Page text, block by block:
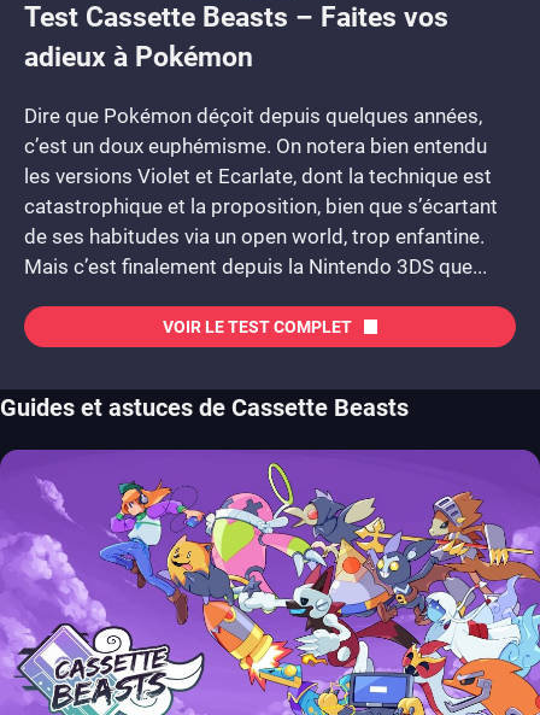
8.5
Test Cassette Beasts – Faites vos
adieux à Pokémon
Dire que Pokémon déçoit depuis quelques années,
c’est un doux euphémisme. On notera bien entendu
les versions Violet et Ecarlate, dont la technique est
catastrophique et la proposition, bien que s’écartant
de ses habitudes via un open world, trop enfantine.
Mais c’est finalement depuis la Nintendo 3DS que...
VOIR LE TEST COMPLET
Guides et astuces de Cassette Beasts